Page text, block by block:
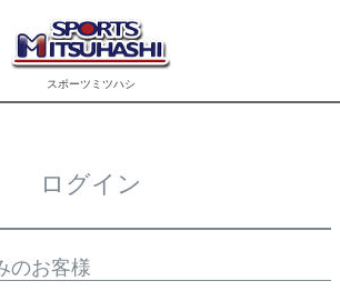
スポーツミツハシ
ログイン
のお客様